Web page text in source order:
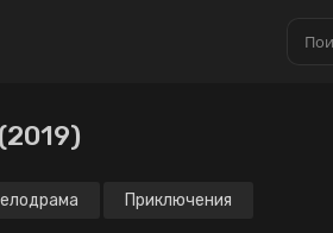
Тайские
Приключения